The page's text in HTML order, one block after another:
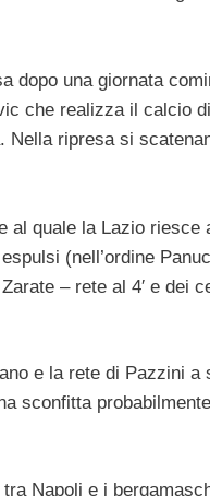
dopo una giornata
che realizza il calcio
ripresa si
al quale la Lazio
(nell’ordine
– rete al 4′ e
e la rete di Pazzini
sconfitta
Napoli e i